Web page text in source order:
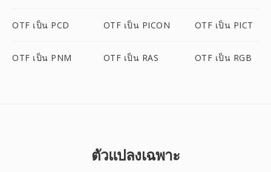
OTF เป็น PCD OTF เป็น PICON OTF เป็น PICT
OTF เป็น PNM OTF เป็น RAS OTF เป็น RGB
ตัวแปลงเฉพาะ